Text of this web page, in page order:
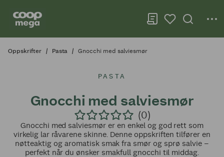
Oppskrifter Pasta Gnocchi med salviesmør
PASTA
Gnocchi med salviesmør
(0)
Gnocchi med salviesmør er en enkel og god rett som
virkelig lar råvarene skinne. Denne oppskriften tilfører en
nøtteaktig og aromatisk smak fra smør og sprø salvie –
perfekt når du ønsker smakfull gnocchi til middag.